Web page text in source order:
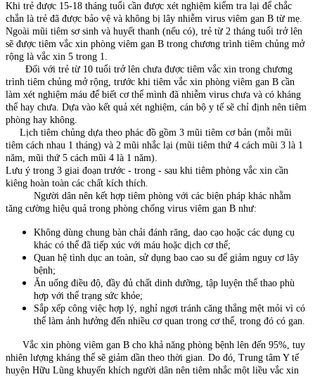
Khi trẻ được 15-18 tháng tuổi cần được xét nghiệm kiểm tra lại để chắc
chắn là trẻ đã được bảo vệ và không bị lây nhiễm virus viêm gan B từ mẹ.
Ngoài mũi tiêm sơ sinh và huyết thanh (nếu có), trẻ từ 2 tháng tuổi trở lên
sẽ được tiêm vắc xin phòng viêm gan B trong chương trình tiêm chủng mở
rộng là vắc xin 5 trong 1.
Đối với trẻ từ 10 tuổi trở lên chưa được tiêm vắc xin trong chương
trình tiêm chủng mở rộng, trước khi tiêm vắc xin phòng viêm gan B cần
làm xét nghiệm máu để biết cơ thể mình đã nhiễm virus chưa và có kháng
thể hay chưa. Dựa vào kết quả xét nghiệm, cán bộ y tế sẽ chỉ định nên tiêm
phòng hay không.
Lịch tiêm chủng dựa theo phác đồ gồm 3 mũi tiêm cơ bản (mỗi mũi
tiêm cách nhau 1 tháng) và 2 mũi nhắc lại (mũi tiêm thứ 4 cách mũi 3 là 1
năm, mũi thứ 5 cách mũi 4 là 1 năm).
Lưu ý trong 3 giai đoạn trước - trong - sau khi tiêm phòng vắc xin cần
kiêng hoàn toàn các chất kích thích.
Người dân nên kết hợp tiêm phòng với các biện pháp khác nhằm
tăng cường hiệu quả trong phòng chống virus viêm gan B như:
Không dùng chung bàn chải đánh răng, dao cạo hoặc các dụng cụ
khác có thể đã tiếp xúc với máu hoặc dịch cơ thể;
Quan hệ tình dục an toàn, sử dụng bao cao su để giảm nguy cơ lây
bệnh;
Ăn uống điều độ, đầy đủ chất dinh dưỡng, tập luyện thể thao phù
hợp với thể trạng sức khỏe;
Sắp xếp công việc hợp lý, nghỉ ngơi tránh căng thẳng mệt mỏi vì có
thể làm ảnh hưởng đến nhiều cơ quan trong cơ thể, trong đó có gan.
Vắc xin phòng viêm gan B cho khả năng phòng bệnh lên đến 95%, tuy
nhiên lượng kháng thể sẽ giảm dần theo thời gian. Do đó, Trung tâm Y tế
huyện Hữu Lũng khuyến khích người dân nên tiêm nhắc một liều vắc xin